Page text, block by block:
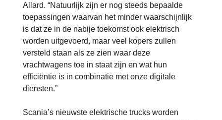
Allard. “Natuurlijk zijn er nog steeds bepaalde
toepassingen waarvan het minder waarschijnlijk
is dat ze in de nabije toekomst ook elektrisch
worden uitgevoerd, maar veel kopers zullen
versteld staan als ze zien waar deze
vrachtwagens toe in staat zijn en wat hun
efficiëntie is in combinatie met onze digitale
diensten.”
Scania’s nieuwste elektrische trucks worden